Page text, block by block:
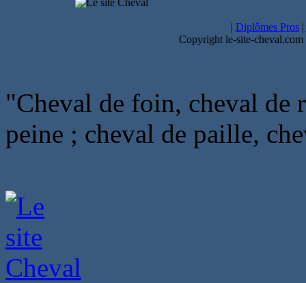
| Diplômes Pros|
Copyright le-site-
"Cheval de foin, cheval de
peine ; cheval de paille,